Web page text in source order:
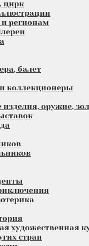
цирк
регионам
балет
коллекционеры
оружие,
художественная
стран